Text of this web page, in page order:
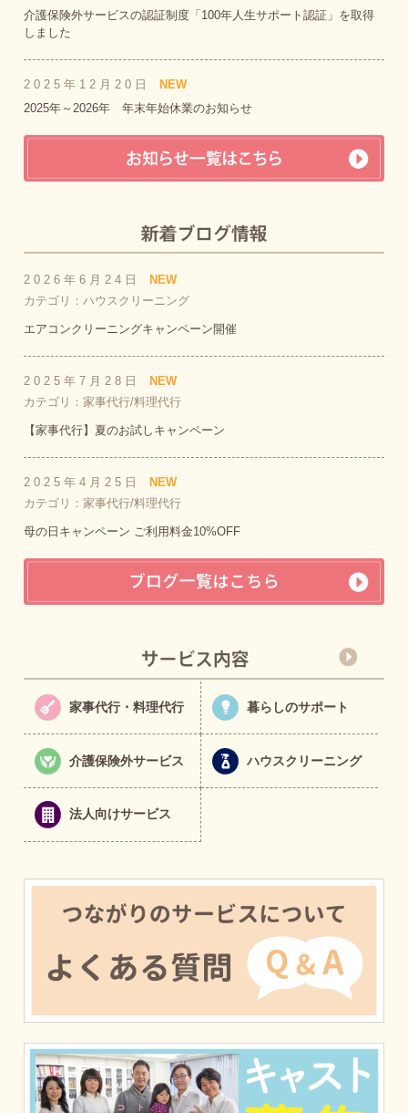
介護保険外サービスの認証制度「100年人生サポート認証」を取得
しました
2025年12月20日
NEW
2025年～2026年 年末年始休業のお知らせ
2026年6月24日
NEW
カテゴリ：ハウスクリーニング
エアコンクリーニングキャンペーン開催
2025年7月28日
NEW
カテゴリ：家事代行/料理代行
【家事代行】夏のお試しキャンペーン
2025年4月25日
NEW
カテゴリ：家事代行/料理代行
母の日キャンペーン ご利用料金10%OFF
家事代行・料理代行 暮らしのサポート
介護保険外サービス ハウスクリーニング
法人向けサービス